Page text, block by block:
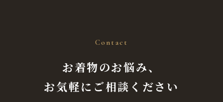
Contact
お着物のお悩み、
お気軽にご相談ください